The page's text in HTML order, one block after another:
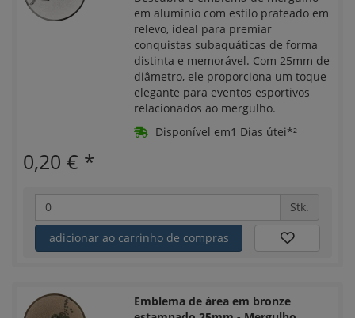
em alumínio com estilo prateado em
relevo, ideal para premiar
conquistas subaquáticas de forma
distinta e memorável. Com 25mm de
diâmetro, ele proporciona um toque
elegante para eventos esportivos
relacionados ao mergulho.
Disponível em1 Dias útei*²
0,20 € *
Stk.
adicionar ao carrinho de compras
Emblema de área em bronze